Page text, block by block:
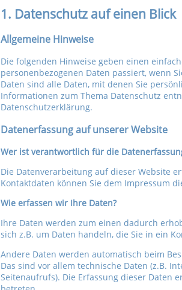
1. Datenschutz auf einen Blick
Allgemeine Hinweise
Die folgenden Hinweise geben einen
personenbezogenen Daten passiert, wenn
Daten sind alle Daten, mit denen Sie
Informationen zum Thema Datenschutz
Datenschutzerklärung.
Datenerfassung auf unserer Website
Wer ist verantwortlich für die
Die Datenverarbeitung auf dieser Website
Kontaktdaten können Sie dem Impressum
Wie erfassen wir Ihre Daten?
Ihre Daten werden zum einen dadurch
sich z.B. um Daten handeln, die Sie in ein
Andere Daten werden automatisch beim
Das sind vor allem technische Daten (z.B.
Seitenaufrufs). Die Erfassung dieser Daten